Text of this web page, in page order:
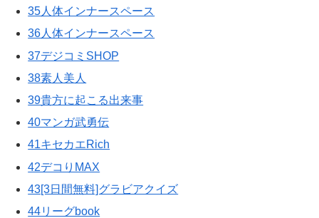
35人体インナースペース
36人体インナースペース
37デジコミSHOP
38素人美人
39貴方に起こる出来事
40マンガ武勇伝
41キセカエRich
42デコりMAX
43[3日間無料]グラビアクイズ
44リーグbook